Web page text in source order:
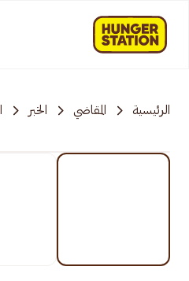
الرئيسية المقاضي الخبر